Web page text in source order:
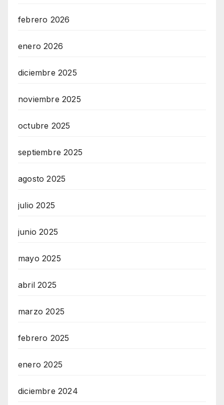
t
n
A
u
M
i
febrero 2026
enero 2026
diciembre 2025
noviembre 2025
octubre 2025
septiembre 2025
agosto 2025
julio 2025
junio 2025
mayo 2025
abril 2025
marzo 2025
febrero 2025
enero 2025
diciembre 2024